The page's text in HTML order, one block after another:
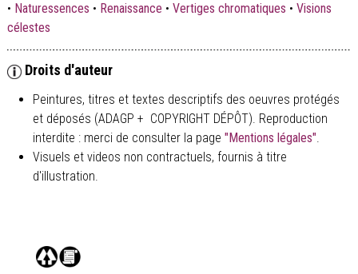
• Naturessences • Renaissance • Vertiges chromatiques • Visions
célestes
Droits d'auteur
Peintures, titres et textes descriptifs des oeuvres protégés
et déposés (ADAGP + COPYRIGHT DÉPÔT). Reproduction
interdite : merci de consulter la page "Mentions légales".
Visuels et videos non contractuels, fournis à titre
d'illustration.